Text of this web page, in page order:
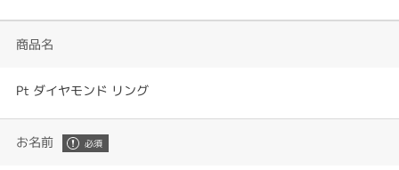
商品名
Pt ダイヤモンド リング
お名前